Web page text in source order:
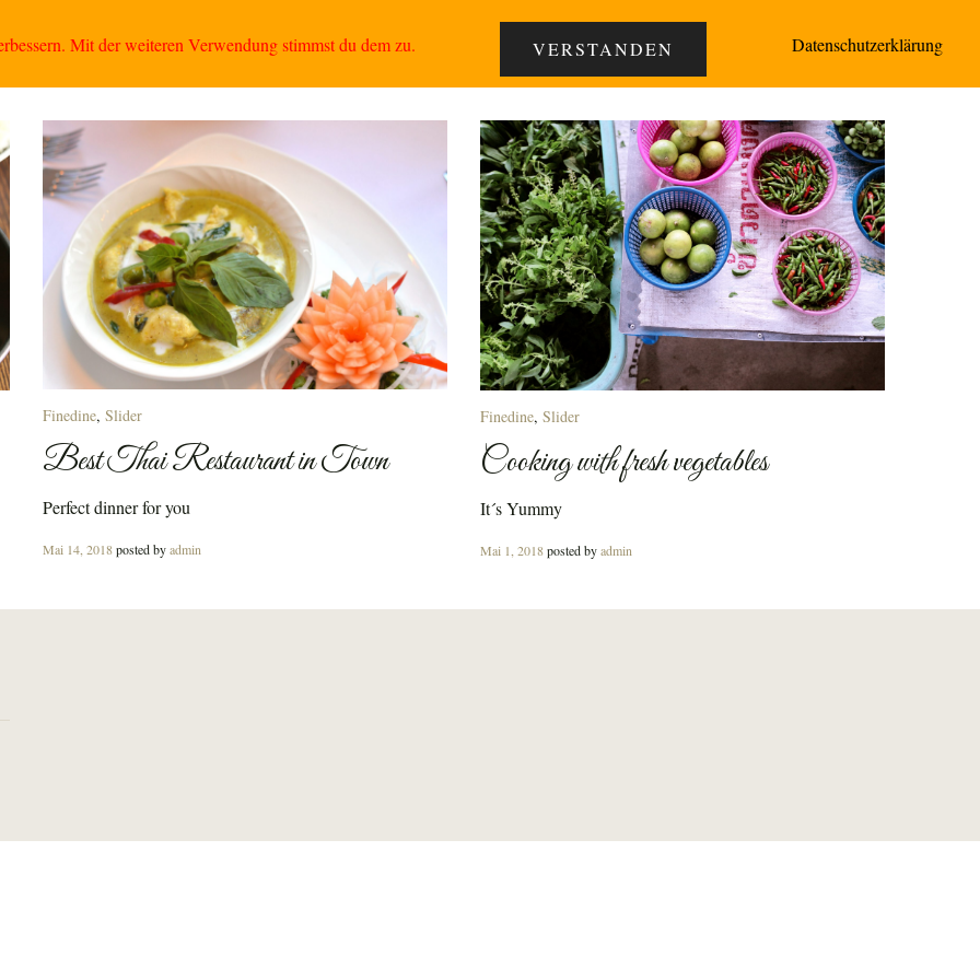
Telefon 05231/301070
Kategorie:Finedine
Finedine, Slider
Best Thai Restaurant in Town
Perfect dinner for you
Posted
Mai 14, 2018posted byadmin
Finedine, Slider
Cooking with fresh vegetables
It´s Yummy
Posted
Mai 1, 2018posted byadmin
Mit der weiteren Verwendung stimmst du dem zu. VERSTANDEN Datenschutzerklärung